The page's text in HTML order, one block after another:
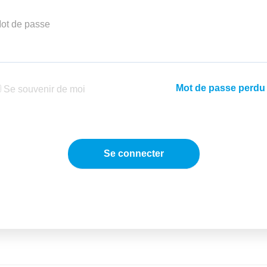
de passe
Mot de passe perdu
Se souvenir de moi